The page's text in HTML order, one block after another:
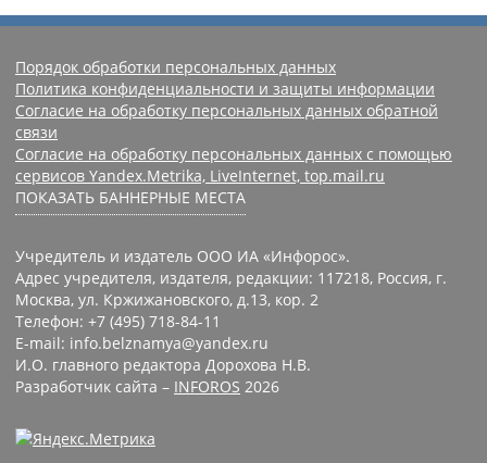
Порядок обработки персональных данных
Политика конфиденциальности и защиты информации
Согласие на обработку персональных данных обратной
связи
Согласие на обработку персональных данных с помощью
сервисов Yandex.Metrika, LiveInternet, top.mail.ru
ПОКАЗАТЬ БАННЕРНЫЕ МЕСТА
Учредитель и издатель ООО ИА «Инфорос».
Адрес учредителя, издателя, редакции: 117218, Россия, г.
Москва, ул. Кржижановского, д.13, кор. 2
Телефон: +7 (495) 718-84-11
E-mail: info.belznamya@yandex.ru
И.О. главного редактора Дорохова Н.В.
Разработчик сайта – INFOROS 2026